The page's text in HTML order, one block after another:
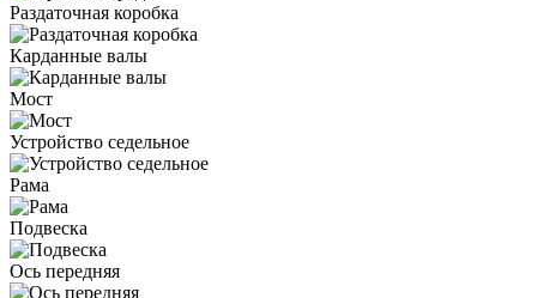
Раздаточная коробка
Карданные валы
Мост
Устройство седельное
Рама
Подвеска
Ось передняя